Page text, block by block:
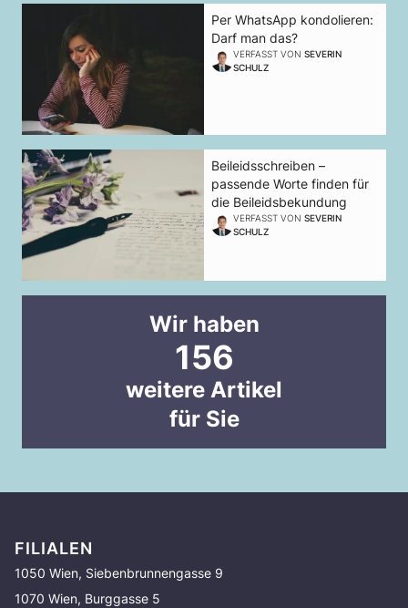
Per WhatsApp kondolieren:
Darf man das?
VERFASST VON SEVERIN
SCHULZ
Beileidsschreiben –
passende Worte finden für
die Beileidsbekundung
VERFASST VON SEVERIN
SCHULZ
Wir haben
156
weitere Artikel
für Sie
FILIALEN
1050 Wien, Siebenbrunnengasse 9
1070 Wien, Burggasse 5